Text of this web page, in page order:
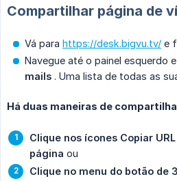
Compartilhar página de
Vá para https://desk.bigvu.tv/ e
Navegue até o painel esquerdo e
mails . Uma lista de todas as
Há duas maneiras de
Clique nos ícones Copiar
página ou
Clique no menu do botão de